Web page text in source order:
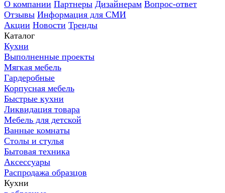
О компании Партнеры Дизайнерам Вопрос-ответ
Отзывы Информация для СМИ
Акции Новости Тренды
Каталог
Кухни
Выполненные проекты
Мягкая мебель
Гардеробные
Корпусная мебель
Быстрые кухни
Ликвидация товара
Мебель для детской
Ванные комнаты
Столы и стулья
Бытовая техника
Аксессуары
Распродажа образцов
Кухни